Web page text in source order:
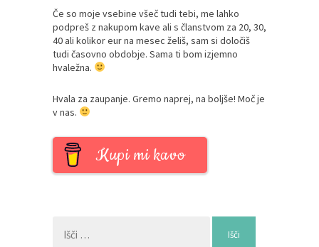
Če so moje vsebine všeč tudi tebi, me lahko
podpreš z nakupom kave ali s članstvom za 20, 30,
40 ali kolikor eur na mesec želiš, sam si določiš
tudi časovno obdobje. Sama ti bom izjemno
hvaležna.
Hvala za zaupanje. Gremo naprej, na boljše! Moč je
v nas.
Kupi mi kavo